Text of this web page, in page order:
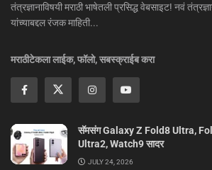
तंत्रज्ञानाविषयी मराठी भाषेतली प्रसिद्ध वेबसाइट! नवं
यांच्याबद्दल रंजक माहिती...
मराठीटेकला लाईक, फॉलो, सबस्क्राईब करा
सॅमसंग Galaxy Z Fold8 Ultra,
Ultra2, Watch9 सादर
JULY 24, 2026